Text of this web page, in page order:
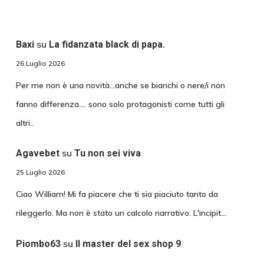
Baxisu La fidanzata black di papa.
26 Luglio 2026
Per me non è una novità...anche se bianchi o nere/i non
fanno differenza.... sono solo protagonisti come tutti gli
altri..
Agavebetsu Tu non sei viva
25 Luglio 2026
Ciao William! Mi fa piacere che ti sia piaciuto tanto da
rileggerlo. Ma non è stato un calcolo narrativo. L'incipit…
Piombo63su Il master del sex shop 9